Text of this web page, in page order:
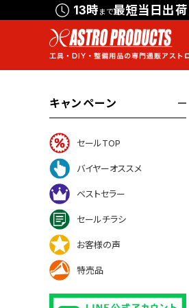
13時まで最短当日出荷
キャンペーン
セールTOP
バイヤーオススメ
ベストセラー
セールチラシ
お客様の声
特売品